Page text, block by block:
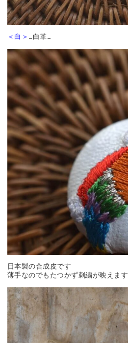
＜白＞ _白革_
日本製の合成皮です
薄手なのでもたつかず刺繍が映えます